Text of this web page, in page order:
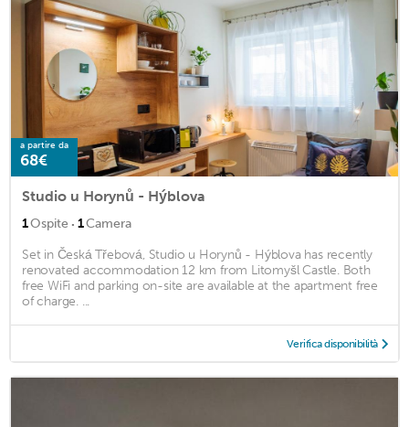
a partire da
68€
Studio u Horynů - Hýblova
1Ospite · 1Camera
Set in Česká Třebová, Studio u Horynů - Hýblova has recently
renovated accommodation 12 km from Litomyšl Castle. Both
free WiFi and parking on-site are available at the apartment free
of charge. ...
Verifica disponibilità